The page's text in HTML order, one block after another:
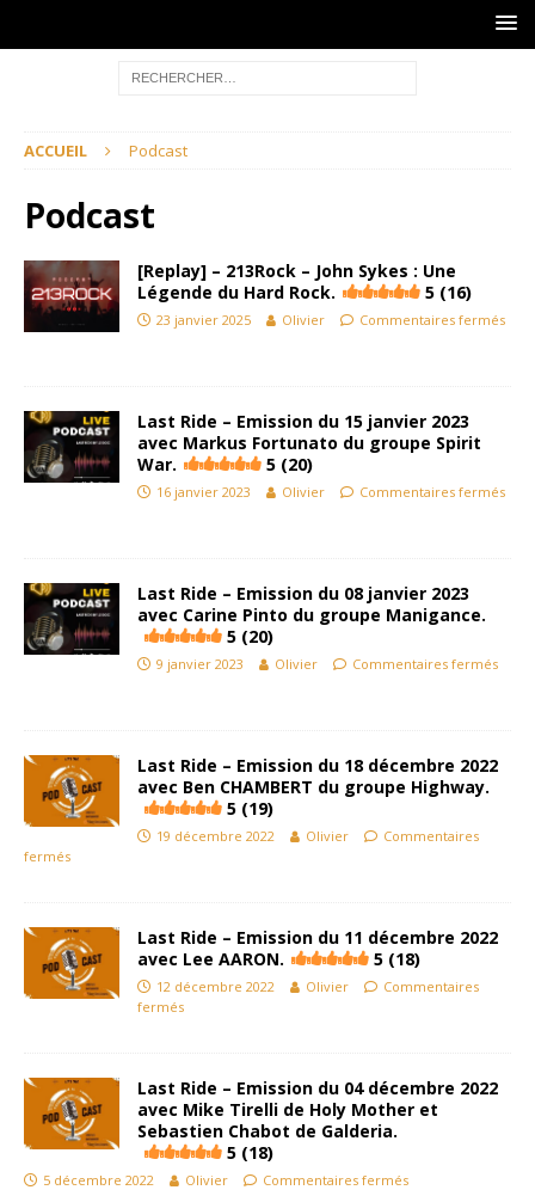
ACCUEIL Podcast
Podcast
[Replay] – 213Rock – John Sykes : Une
Légende du Hard Rock.
5 (16)
23 janvier 2025 Olivier Commentaires fermés
Last Ride – Emission du 15 janvier 2023
avec Markus Fortunato du groupe Spirit
War.
5 (20)
16 janvier 2023 Olivier Commentaires fermés
Last Ride – Emission du 08 janvier 2023
avec Carine Pinto du groupe Manigance.
5 (20)
9 janvier 2023 Olivier Commentaires fermés
Last Ride – Emission du 18 décembre 2022
avec Ben CHAMBERT du groupe Highway.
5 (19)
19 décembre 2022 Olivier
Commentaires
fermés
Last Ride – Emission du 11 décembre 2022
avec Lee AARON.
5 (18)
12 décembre 2022 Olivier
Commentaires
fermés
Last Ride – Emission du 04 décembre 2022
avec Mike Tirelli de Holy Mother et
Sebastien Chabot de Galderia.
5 (18)
5 décembre 2022 Olivier Commentaires fermés